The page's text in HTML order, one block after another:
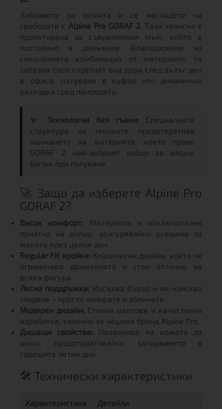
Забравете за ютията и се насладете на
свободата с Alpine Pro GORAF 2. Тази тениска е
проектирана за съвременния мъж, който е
постоянно в движение. Благодарение на
специалната комбинация от материали, тя
запазва своя спретнат вид дори след дълъг ден
в офиса, пътуване в куфар или динамична
разходка сред природата.
✨ Технология без гънки: Специалната
структура на нишките предотвратява
мачкането на материята, което прави
GORAF 2 най-добрият избор за вашия
багаж при пътуване.
🚀 Защо да изберете Alpine Pro
GORAF 2?
Висок комфорт: Материята е изключително
приятна на допир, осигурявайки усещане за
мекота през целия ден.
Regular Fit кройка: Класически дизайн, който не
ограничава движенията и стои отлично на
всяка фигура.
Лесна поддръжка: Изсъхва бързо и не изисква
гладене – просто изпирате и обличате.
Модерен дизайн: Стилни цветове и качествена
изработка, типични за чешкия бранд Alpine Pro.
Дишащи свойства: Позволява на кожата да
диша, предотвратявайки запарването в
горещите летни дни.
🛠️ Технически характеристики
Характеристика Детайли